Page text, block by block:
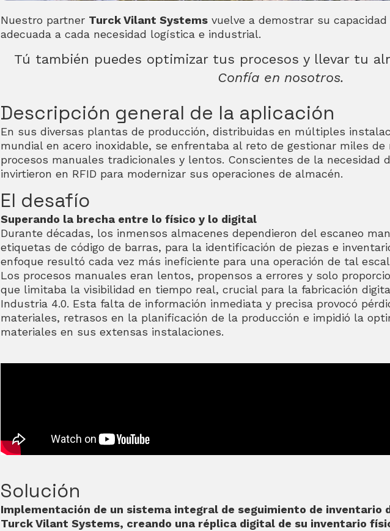
Nuestro partner Turck Vilant Systemsvuelve a demostrar su
adecuada a cada necesidad logística e industrial.
Tú también puedes optimizar tus procesos y llevar tu
Confía en nosotros.
Descripción general de la aplicación
En sus diversas plantas de producción, distribuidas en múltiples
mundial en acero inoxidable, se enfrentaba al reto de gestionar miles
procesos manuales tradicionales y lentos. Conscientes de la necesidad
invirtieron en RFID para modernizar sus operaciones de almacén.
El desafío
Superando la brecha entre lo físico y lo digital
Durante décadas, los inmensos almacenes dependieron del escaneo
etiquetas de código de barras, para la identificación de piezas e
enfoque resultó cada vez más ineficiente para una operación de tal
Los procesos manuales eran lentos, propensos a errores y solo
que limitaba la visibilidad en tiempo real, crucial para la fabricación
Industria 4.0. Esta falta de información inmediata y precisa provocó
materiales, retrasos en la planificación de la producción e impidió la
materiales en sus extensas instalaciones.
Solución
Implementación de un sistema integral de seguimiento de inventario
Turck Vilant Systems, creando una réplica digital de su inventario